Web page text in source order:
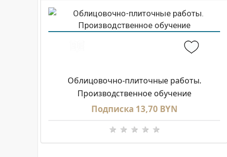
Облицовочно-плиточные работы.
Производственное обучение
Подписка 13,70 BYN